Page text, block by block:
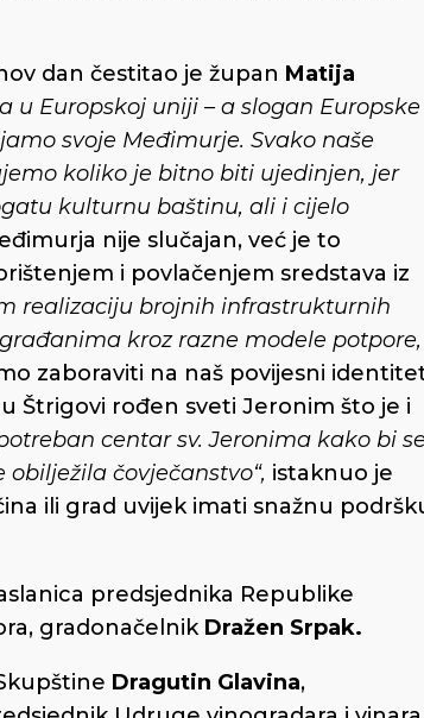
dan čestitao je župan Matija
u Europskoj uniji – a slogan Europske
svoje Međimurje. Svako naše
koliko je bitno biti ujedinjen, jer
kulturnu baštinu, ali i cijelo
nije slučajan, već je to
i povlačenjem sredstava iz
realizaciju brojnih infrastrukturnih
kroz razne modele
zaboraviti na naš povijesni
Štrigovi rođen sveti Jeronim što je i
centar sv. Jeronima kako bi
čovječanstvo“, istaknuo je
ili grad uvijek imati snažnu
predsjednika Republike
gradonačelnik Dražen Srpak.
Dragutin Glavina,